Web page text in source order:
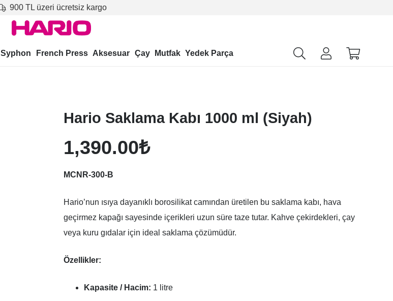
900 TL üzeri ücretsiz kargo
Syphon French Press Aksesuar Çay Mutfak Yedek Parça
Hario Saklama Kabı 1000 ml (Siyah)
1,390.00₺
MCNR-300-B
Hario’nun ısıya dayanıklı borosilikat camından üretilen bu saklama kabı, hava
geçirmez kapağı sayesinde içerikleri uzun süre taze tutar. Kahve çekirdekleri, çay
veya kuru gıdalar için ideal saklama çözümüdür.
Özellikler:
Kapasite / Hacim: 1 litre